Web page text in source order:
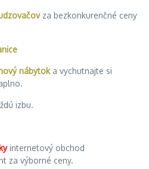
za bezkonkurenčné ceny
nábytoka vychutnajte si
izbu.
internetový obchod
za výborné ceny.